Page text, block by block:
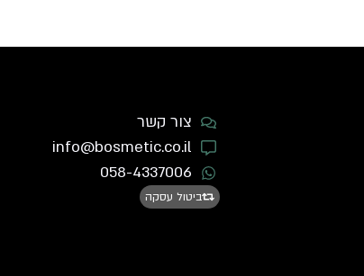
צור קשר
info@bosmetic.co.il
058-4337006
ביטול עסקה